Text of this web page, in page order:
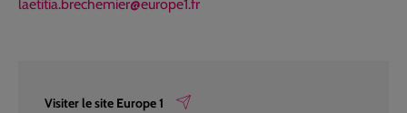
laetitia.brechemier@europe1.fr
Visiter le site Europe 1